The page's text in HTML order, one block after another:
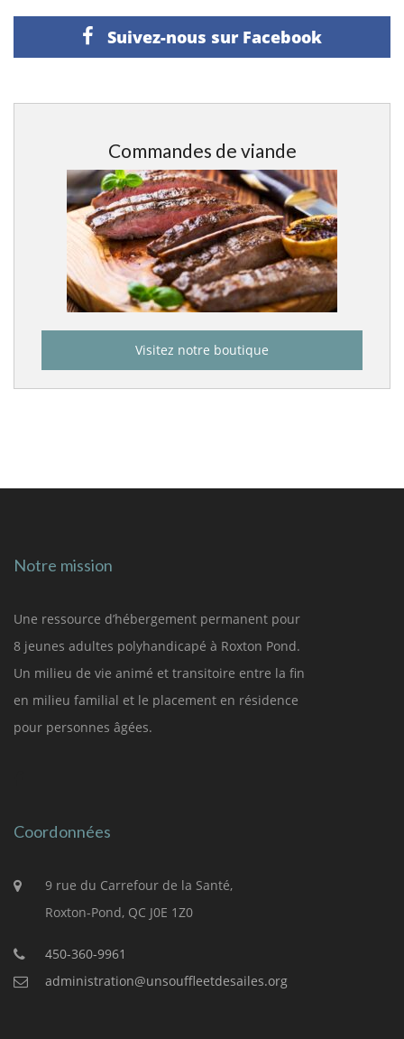
Suivez-nous sur Facebook
Commandes de viande
Visitez notre boutique
Notre mission
Une ressource d’hébergement permanent pour
8 jeunes adultes polyhandicapé à Roxton Pond.
Un milieu de vie animé et transitoire entre la fin
en milieu familial et le placement en résidence
pour personnes âgées.
Coordonnées
9 rue du Carrefour de la Santé,
Roxton-Pond, QC J0E 1Z0
450-360-9961
administration@unsouffleetdesailes.org